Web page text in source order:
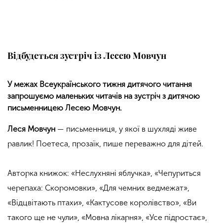
Відбудеться зустріч із Лесею Мовчун
У межах Всеукраїнського тижня дитячого читання
запрошуємо маленьких читачів на зустріч з дитячою
письменницею Лесею Мовчун.
Леся Мовчун — письменниця, у якої в шухляді живе
равлик! Поетеса, прозаїк, пише переважно для дітей.
Авторка книжок: «Неслухняні яблучка», «Чепуриться
черепаха: Скоромовки», «Для чемних ведмежат»,
«Відцвітають птахи», «Кактусове королівство», «Ви
такого ще не чули», «Мовна лікарня», «Усе підростає»,